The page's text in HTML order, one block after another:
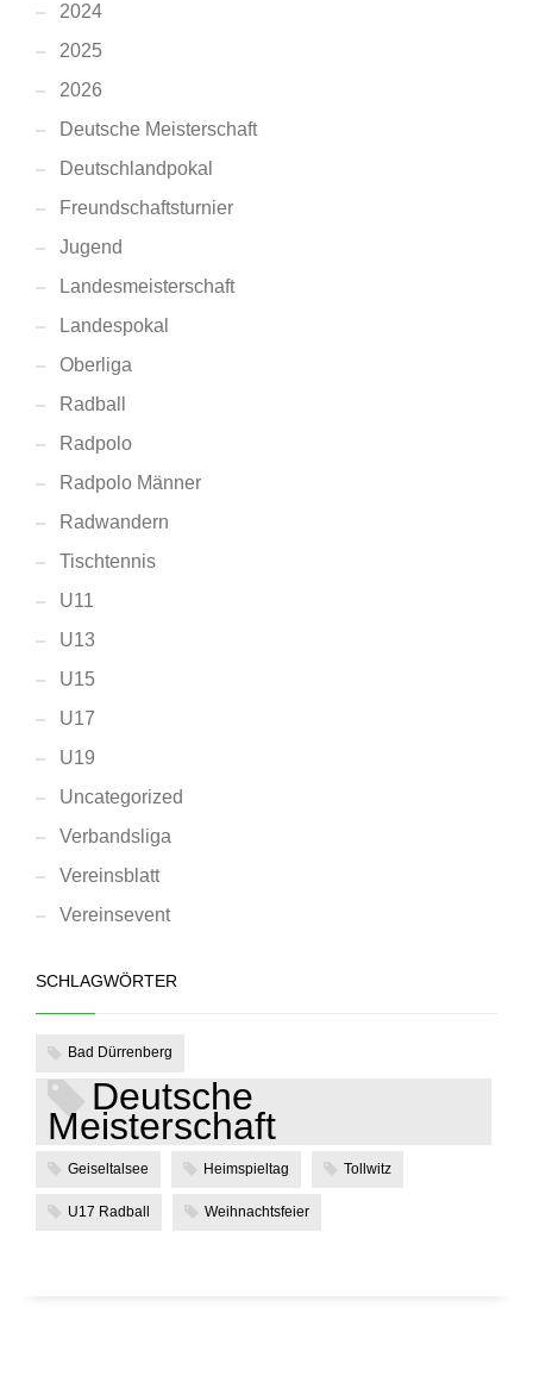
2024
2025
2026
Deutsche Meisterschaft
Deutschlandpokal
Freundschaftsturnier
Jugend
Landesmeisterschaft
Landespokal
Oberliga
Radball
Radpolo
Radpolo Männer
Radwandern
Tischtennis
U11
U13
U15
U17
U19
Uncategorized
Verbandsliga
Vereinsblatt
Vereinsevent
SCHLAGWÖRTER
Bad Dürrenberg
Deutsche
Meisterschaft
Geiseltalsee Heimspieltag Tollwitz
U17 Radball Weihnachtsfeier